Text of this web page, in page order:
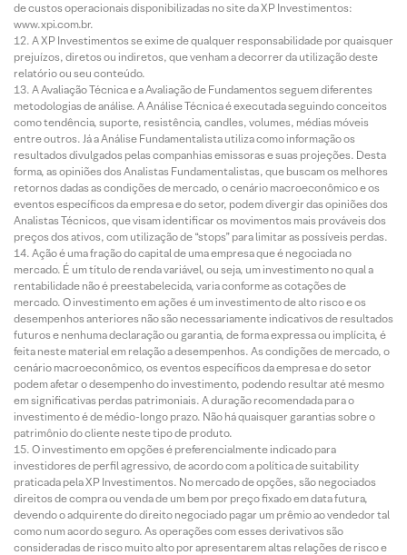
de custos operacionais disponibilizadas no site da XP Investimentos:
www.xpi.com.br.
A XP Investimentos se exime de qualquer responsabilidade por quaisquer
prejuízos, diretos ou indiretos, que venham a decorrer da utilização deste
relatório ou seu conteúdo.
A Avaliação Técnica e a Avaliação de Fundamentos seguem diferentes
metodologias de análise. A Análise Técnica é executada seguindo conceitos
como tendência, suporte, resistência, candles, volumes, médias móveis
entre outros. Já a Análise Fundamentalista utiliza como informação os
resultados divulgados pelas companhias emissoras e suas projeções. Desta
forma, as opiniões dos Analistas Fundamentalistas, que buscam os melhores
retornos dadas as condições de mercado, o cenário macroeconômico e os
eventos específicos da empresa e do setor, podem divergir das opiniões dos
Analistas Técnicos, que visam identificar os movimentos mais prováveis dos
preços dos ativos, com utilização de “stops” para limitar as possíveis perdas.
Ação é uma fração do capital de uma empresa que é negociada no
mercado. É um título de renda variável, ou seja, um investimento no qual a
rentabilidade não é preestabelecida, varia conforme as cotações de
mercado. O investimento em ações é um investimento de alto risco e os
desempenhos anteriores não são necessariamente indicativos de resultados
futuros e nenhuma declaração ou garantia, de forma expressa ou implícita, é
feita neste material em relação a desempenhos. As condições de mercado, o
cenário macroeconômico, os eventos específicos da empresa e do setor
podem afetar o desempenho do investimento, podendo resultar até mesmo
em significativas perdas patrimoniais. A duração recomendada para o
investimento é de médio-longo prazo. Não há quaisquer garantias sobre o
patrimônio do cliente neste tipo de produto.
O investimento em opções é preferencialmente indicado para
investidores de perfil agressivo, de acordo com a política de suitability
praticada pela XP Investimentos. No mercado de opções, são negociados
direitos de compra ou venda de um bem por preço fixado em data futura,
devendo o adquirente do direito negociado pagar um prêmio ao vendedor tal
como num acordo seguro. As operações com esses derivativos são
consideradas de risco muito alto por apresentarem altas relações de risco e